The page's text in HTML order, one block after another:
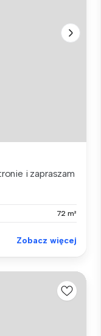
i zapraszam
72 m²
Zobacz więcej